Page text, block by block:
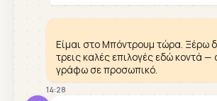
Είμαι στο Μπόντρουμ τώρα. Ξέρω
τρεις καλές επιλογές εδώ κοντά —
γράφω σε προσωπικό.
14:28